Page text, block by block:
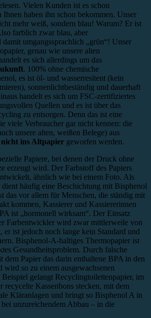
Vielen Kunden ist es schon
haben ihn schon bekommen. Unser
mehr weiß, sondern blau! Warum? Er ist
farblich zwar blau, aber
umgangssprachlich „grün“! Unser
genau wie unsere alten
es sich allerdings um das
. 100% ohne chemische
es ist öl- und wasserresitent (kein
sonnenlichtbeständig und dauerhaft
handelt es sich um FSC-zertifiziertes
Quellen und es ist über das
zu entsorgen. Denn das ist eine
viele Verbraucher gar nicht kennen: die
unsere alten, weißen Belege) aus
ins Altpapier geworfen werden.
Papiere, bei denen der Druck ohne
erzeugt wird. Der Farbstoff des Papiers
ähnlich wie bei einem Foto. Als
häufig eine Beschichtung mit Bisphenol
das vor allem für Menschen, die ständig mit
kommen, Kassierer und Kassiererinnen
ist „hormonell wirksam“. Der Einsatz
Farbentwickler wird zwar mittlerweile von
er ist jedoch noch lange kein Standard und
Bisphenol-A-haltiges Thermopapier ist
Gesundheitsproblem. Durch falsche
dem Papier das darin enthaltene BPA in den
so zu einem ausgewachsenen
gelangt Recyclingtoilettenpapier, im
recycelte Kassenbons stecken, mit dem
Kläranlagen und bringt so Bisphenol A in
unzureichendem Abbau – in die